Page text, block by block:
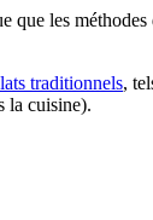
que les méthodes
traditionnels,
la cuisine).